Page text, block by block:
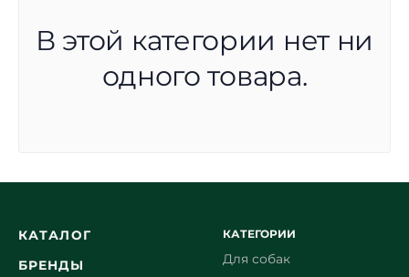
В этой категории нет ни
одного товара.
КАТАЛОГ
БРЕНДЫ
КАТЕГОРИИ
Для собак